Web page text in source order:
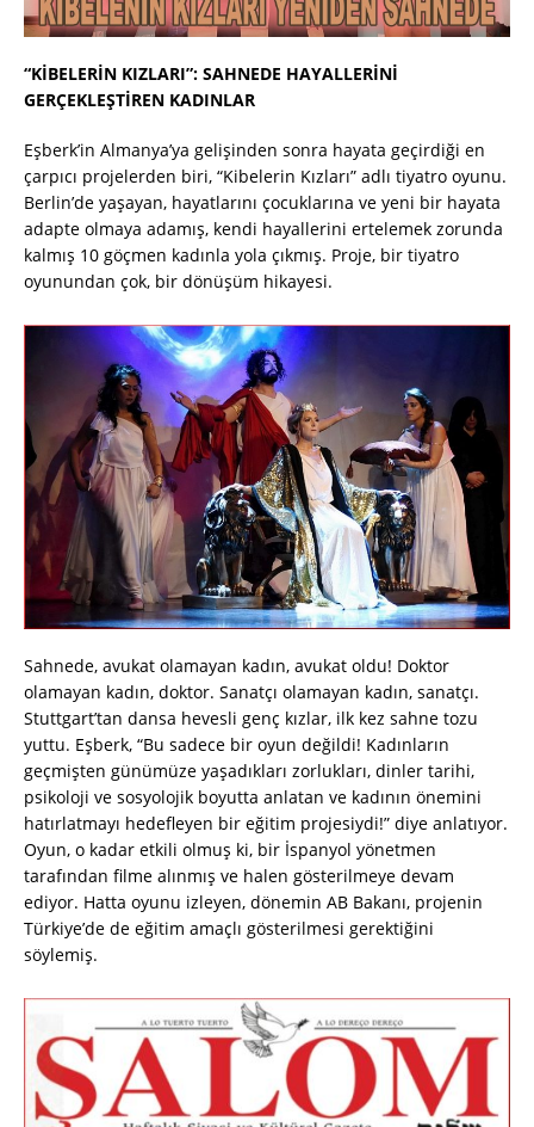
“KİBELERİN KIZLARI”: SAHNEDE HAYALLERİNİ
GERÇEKLEŞTİREN KADINLAR
Eşberk’in Almanya’ya gelişinden sonra hayata geçirdiği en
çarpıcı projelerden biri, “Kibelerin Kızları” adlı tiyatro oyunu.
Berlin’de yaşayan, hayatlarını çocuklarına ve yeni bir hayata
adapte olmaya adamış, kendi hayallerini ertelemek zorunda
kalmış 10 göçmen kadınla yola çıkmış. Proje, bir tiyatro
oyunundan çok, bir dönüşüm hikayesi.
Sahnede, avukat olamayan kadın, avukat oldu! Doktor
olamayan kadın, doktor. Sanatçı olamayan kadın, sanatçı.
Stuttgart’tan dansa hevesli genç kızlar, ilk kez sahne tozu
yuttu. Eşberk, “Bu sadece bir oyun değildi! Kadınların
geçmişten günümüze yaşadıkları zorlukları, dinler tarihi,
psikoloji ve sosyolojik boyutta anlatan ve kadının önemini
hatırlatmayı hedefleyen bir eğitim projesiydi!” diye anlatıyor.
Oyun, o kadar etkili olmuş ki, bir İspanyol yönetmen
tarafından filme alınmış ve halen gösterilmeye devam
ediyor. Hatta oyunu izleyen, dönemin AB Bakanı, projenin
Türkiye’de de eğitim amaçlı gösterilmesi gerektiğini
söylemiş.